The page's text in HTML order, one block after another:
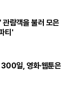
람객을 불러 모은
티'
일, 영화·웹툰은